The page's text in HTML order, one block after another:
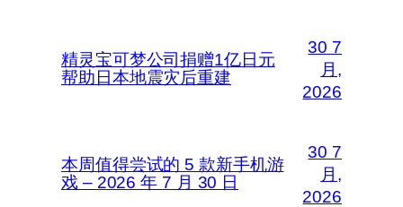
精灵宝可梦公司捐赠1亿日元
帮助日本地震灾后重建
30 7
月,
2026
本周值得尝试的 5 款新手机游
戏 – 2026 年 7 月 30 日
30 7
月,
2026